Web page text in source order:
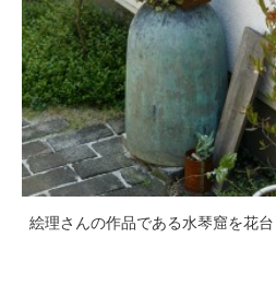
絵理さんの作品である水琴窟を花台